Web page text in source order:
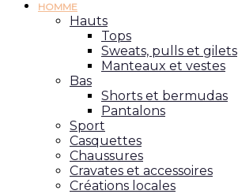
HOMME
Hauts
Tops
Sweats, pulls et gilets
Manteaux et vestes
Bas
Shorts et bermudas
Pantalons
Sport
Casquettes
Chaussures
Cravates et accessoires
Créations locales